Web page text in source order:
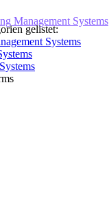
Management Systems
gelistet:
Systems